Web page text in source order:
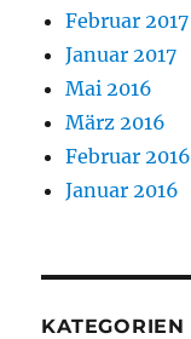
Februar 2017
Januar 2017
Mai 2016
März 2016
Februar 2016
Januar 2016
KATEGORIEN